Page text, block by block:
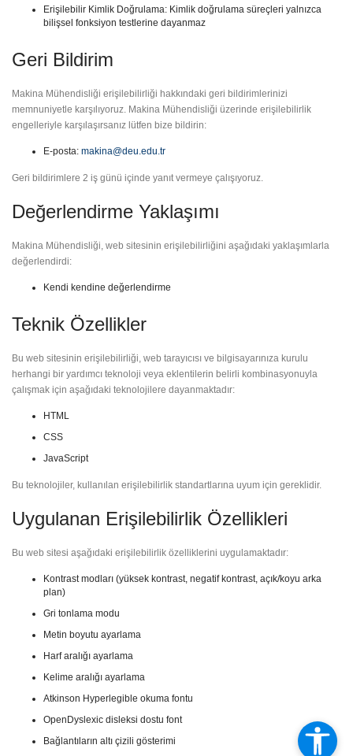
Erişilebilir Kimlik Doğrulama: Kimlik doğrulama süreçleri yalnızca
bilişsel fonksiyon testlerine dayanmaz
Geri Bildirim
Makina Mühendisliği erişilebilirliği hakkındaki geri bildirimlerinizi
memnuniyetle karşılıyoruz. Makina Mühendisliği üzerinde erişilebilirlik
engelleriyle karşılaşırsanız lütfen bize bildirin:
E-posta: makina@deu.edu.tr
Geri bildirimlere 2 iş günü içinde yanıt vermeye çalışıyoruz.
Değerlendirme Yaklaşımı
Makina Mühendisliği, web sitesinin erişilebilirliğini aşağıdaki yaklaşımlarla
değerlendirdi:
Kendi kendine değerlendirme
Teknik Özellikler
Bu web sitesinin erişilebilirliği, web tarayıcısı ve bilgisayarınıza kurulu
herhangi bir yardımcı teknoloji veya eklentilerin belirli kombinasyonuyla
çalışmak için aşağıdaki teknolojilere dayanmaktadır:
HTML
CSS
JavaScript
Bu teknolojiler, kullanılan erişilebilirlik standartlarına uyum için gereklidir.
Uygulanan Erişilebilirlik Özellikleri
Bu web sitesi aşağıdaki erişilebilirlik özelliklerini uygulamaktadır:
Kontrast modları (yüksek kontrast, negatif kontrast, açık/koyu arka
plan)
Gri tonlama modu
Metin boyutu ayarlama
Harf aralığı ayarlama
Kelime aralığı ayarlama
Atkinson Hyperlegible okuma fontu
OpenDyslexic disleksi dostu font
Bağlantıların altı çizili gösterimi